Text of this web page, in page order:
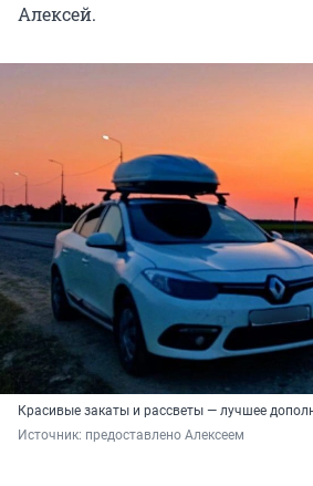
Алексей.
Красивые закаты и рассветы — лучшее
Источник: предоставлено Алексеем